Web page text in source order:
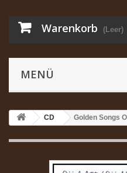
Warenkorb (Leer)
MENÜ
CD Golden Songs